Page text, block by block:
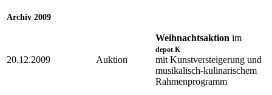
Archiv 2009
20.12.2009 Auktion
Weihnachtsaktion im
depot.K
mit Kunstversteigerung und
musikalisch-kulinarischem
Rahmenprogramm